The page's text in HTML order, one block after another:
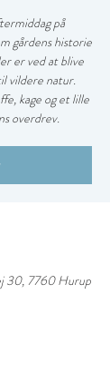
på
gårdens historie
er ved at blive
vildere natur.
kage og et lille
overdrev.
30, 7760 Hurup